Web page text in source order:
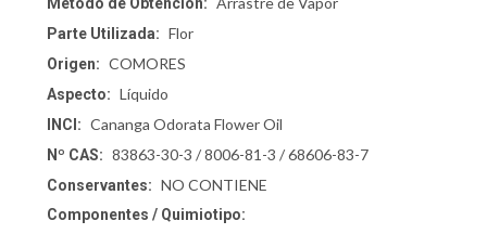
Método de Obtención:
Parte Utilizada: Flor
Origen: COMORES
Aspecto: Líquido
INCI: Cananga Odorata Flower Oil
Nº CAS: 83863-30-3 / 8006-81-3 / 68606-83-7
Conservantes: NO CONTIENE
Componentes / Quimiotipo: